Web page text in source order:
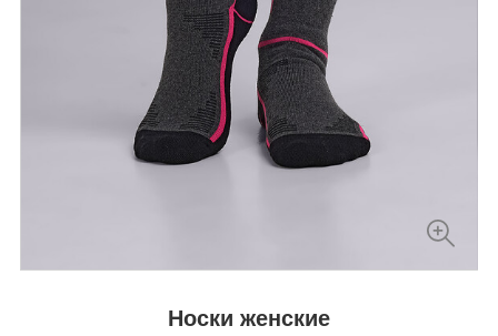
Носки женские